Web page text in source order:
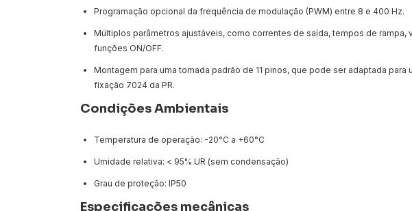
Programação opcional da frequência de modulação (PWM) entre 8 e 400 Hz.
Múltiplos parâmetros ajustáveis, como correntes de saída, tempos de
funções ON/OFF.
Montagem para uma tomada padrão de 11 pinos, que pode ser adaptada
fixação 7024 da PR.
Condições Ambientais
Temperatura de operação: -20°C a +60°C
Umidade relativa: < 95% UR (sem condensação)
Grau de proteção: IP50
Especificações mecânicas